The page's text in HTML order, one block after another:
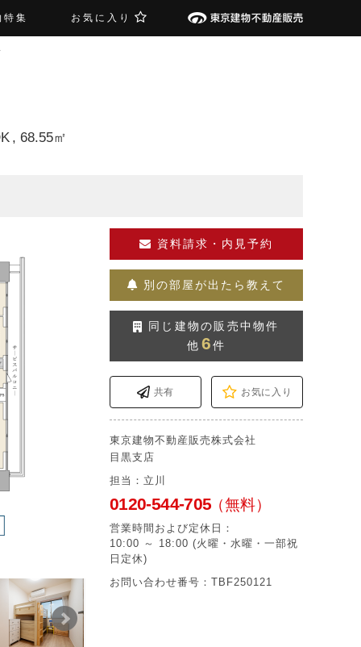
特集 お気に入り
68.55㎡
さのリビングダイニングキッチン。 【リビングダイニング】開放感
資料請求・内見予約
別の部屋が出たら教えて
同じ建物の販売中物件
他 6件
共有 お気に入り
東京建物不動産販売株式会社
目黒支店
担当：立川
0120-544-705（無料）
営業時間および定休日：
10:00 ～ 18:00 (火曜・水曜・一部祝
日定休)
お問い合わせ番号：TBF250121